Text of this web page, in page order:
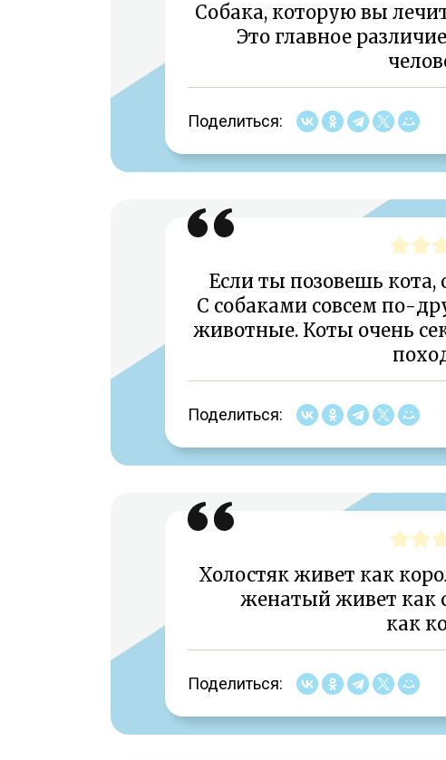
Собака, которую вы
Это главное
Поделиться:
Если ты позовешь кота,
С собаками совсем по-
животные. Коты очень
Поделиться:
Холостяк живет как
женатый живет как
как
Поделиться: